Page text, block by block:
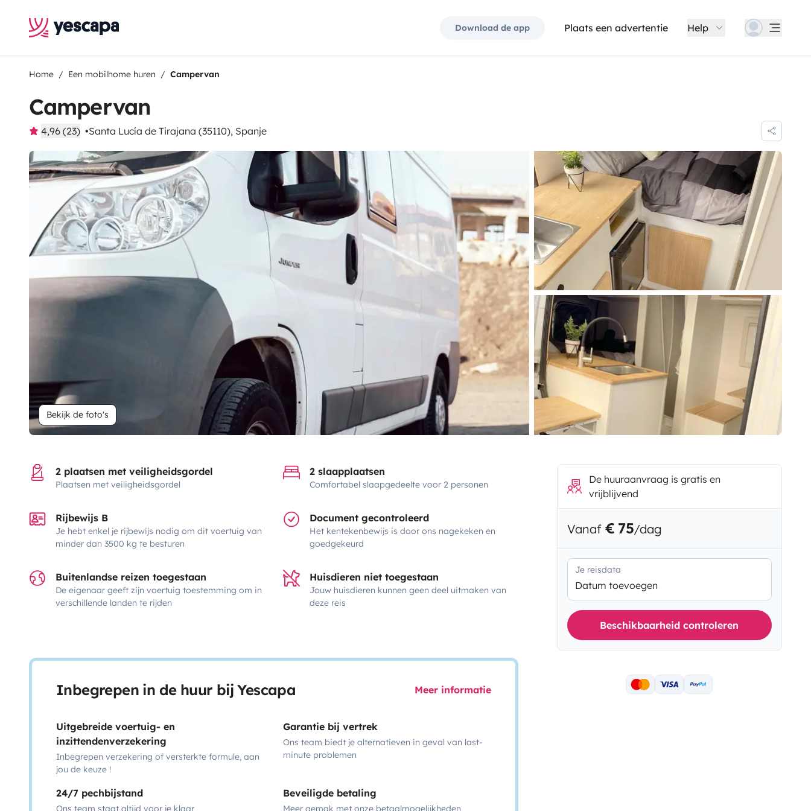
Download de app Plaats een advertentie Help
Home Een mobilhome huren Campervan
Campervan
4,96 (23) Santa Lucía de Tirajana (35110), Spanje
Bekijk de foto's
2 plaatsen met veiligheidsgordel
Plaatsen met veiligheidsgordel
2 slaapplaatsen
Comfortabel slaapgedeelte voor 2 personen
Rijbewijs B
Je hebt enkel je rijbewijs nodig om dit voertuig van
minder dan 3500 kg te besturen
Document gecontroleerd
Het kentekenbewijs is door ons nagekeken en
goedgekeurd
Buitenlandse reizen toegestaan
De eigenaar geeft zijn voertuig toestemming om in
verschillende landen te rijden
Huisdieren niet toegestaan
Jouw huisdieren kunnen geen deel uitmaken van
deze reis
Inbegrepen in de huur bij Yescapa Meer informatie
Uitgebreide voertuig- en
inzittendenverzekering
Inbegrepen verzekering of versterkte formule, aan
jou de keuze !
Garantie bij vertrek
Ons team biedt je alternatieven in geval van last-
minute problemen
24/7 pechbijstand
Ons team staat altijd voor je klaar
Beveiligde betaling
Meer gemak met onze betaalmogelijkheden
De huuraanvraag is gratis en
vrijblijvend
Vanaf € 75/dag
Je reisdata
Datum toevoegen
Beschikbaarheid controleren